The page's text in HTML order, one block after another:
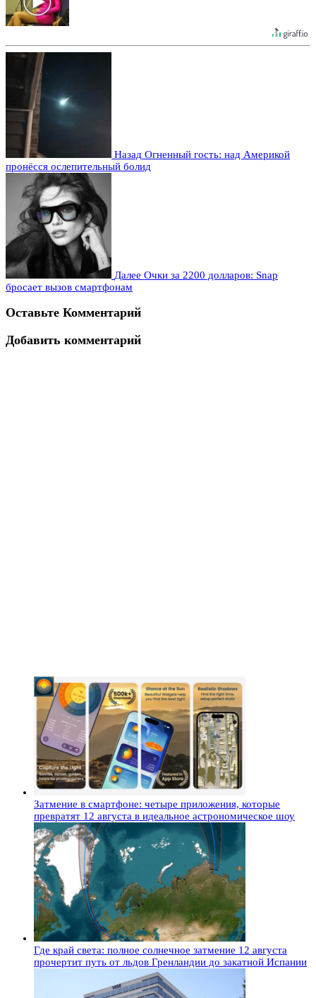
Назад Огненный гость: над Америкой
пронёсся ослепительный болид
Далее Очки за 2200 долларов: Snap
бросает вызов смартфонам
Оставьте Комментарий
Добавить комментарий
Затмение в смартфоне: четыре приложения, которые
превратят 12 августа в идеальное астрономическое шоу
Где край света: полное солнечное затмение 12 августа
прочертит путь от льдов Гренландии до закатной Испании